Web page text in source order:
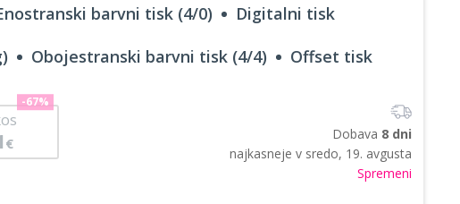
barvni tisk (4/0) Digitalni tisk
Obojestranski barvni tisk (4/4) Offset tisk
€
-67%
Dobava 8 dni
najkasneje v sredo, 19. avgusta
Spremeni